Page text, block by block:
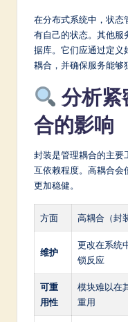
在分布式系统中，状态
有自己的状态。其他服
据库。它们应通过定义
耦合，并确保服务能够
分析紧
合的影响
封装是管理耦合的主要
互依赖程度。高耦合会
更加稳健。
方面 高耦合（封
维护
更改在系统
锁反应
可重
用性
模块难以在
重用